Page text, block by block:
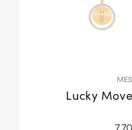
Lucky